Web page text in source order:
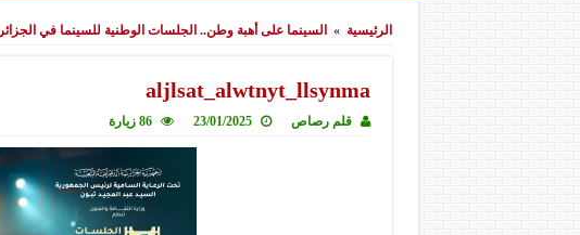
الرئيسية » السينما على أهبة وطن.. الجلسات الوطنية للسينما في الجزائر
aljlsat_alwtnyt_llsynma
قلم رصاص 23/01/2025 86 زيارة